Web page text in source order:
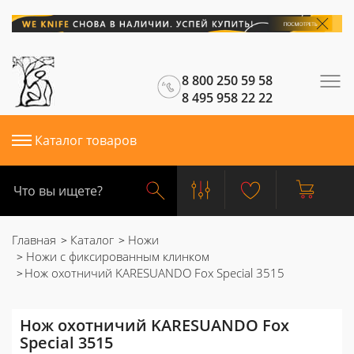
8 800 250 59 58
8 495 958 22 22
Каталог товаров
Главная Каталог
Ножи
Ножи с фиксированным клинком
Нож охотничий KARESUANDO Fox Special 3515
Нож охотничий KARESUANDO Fox
Special 3515